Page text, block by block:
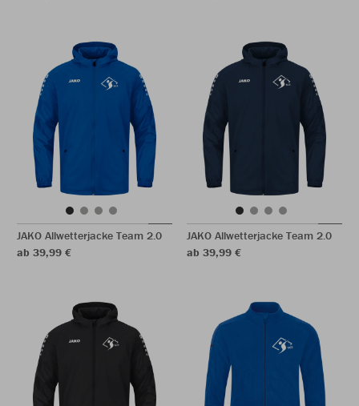
JAKO Allwetterjacke Team 2.0
ab 39,99 €
JAKO Allwetterjacke Team 2.0
ab 39,99 €